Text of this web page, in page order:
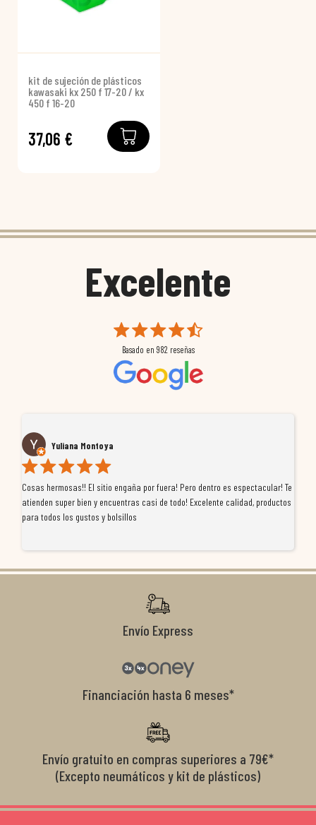
kit de sujeción de plásticos
kawasaki kx 250 f 17-20 / kx
450 f 16-20
37,06 €
Excelente
Basado en 982 reseñas
Yuliana Montoya
Cosas hermosas!! El sitio engaña por fuera! Pero dentro es espectacular! Te
atienden super bien y encuentras casi de todo! Excelente calidad, productos
para todos los gustos y bolsillos
Envío Express
Financiación hasta 6 meses*
Envío gratuito en compras superiores a 79€*
(Excepto neumáticos y kit de plásticos)